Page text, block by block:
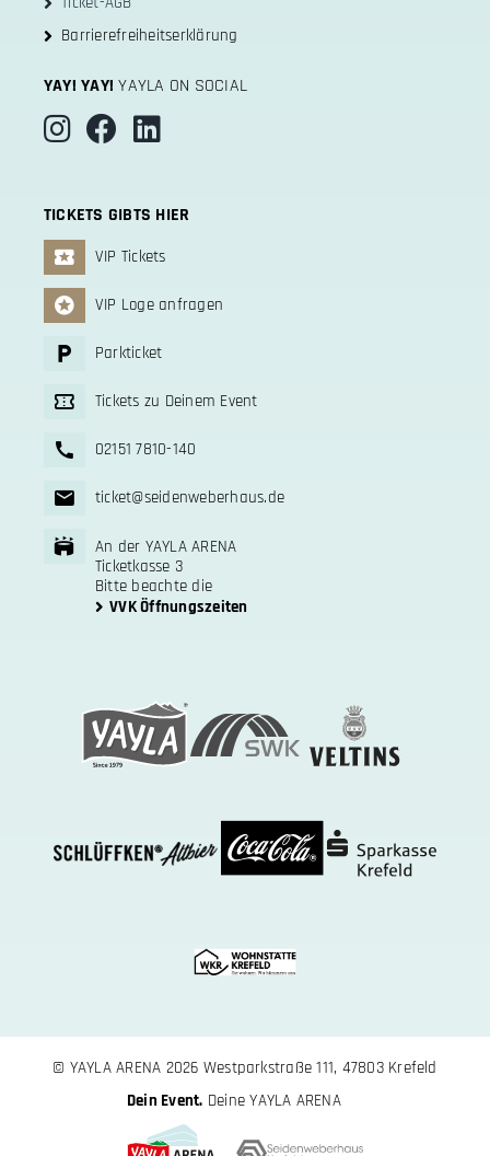
Barrierefreiheitserklärung
YAY! YAY! YAYLA ON SOCIAL
TICKETS GIBTS HIER
VIP Tickets
VIP Loge anfragen
Parkticket
Tickets zu Deinem Event
02151 7810-140
ticket@seidenweberhaus.de
An der YAYLA ARENA
Ticketkasse 3
Bitte beachte die
VVK Öffnungszeiten
© YAYLA ARENA 2026 Westparkstraße 111, 47803 Krefeld
Dein Event. Deine YAYLA ARENA